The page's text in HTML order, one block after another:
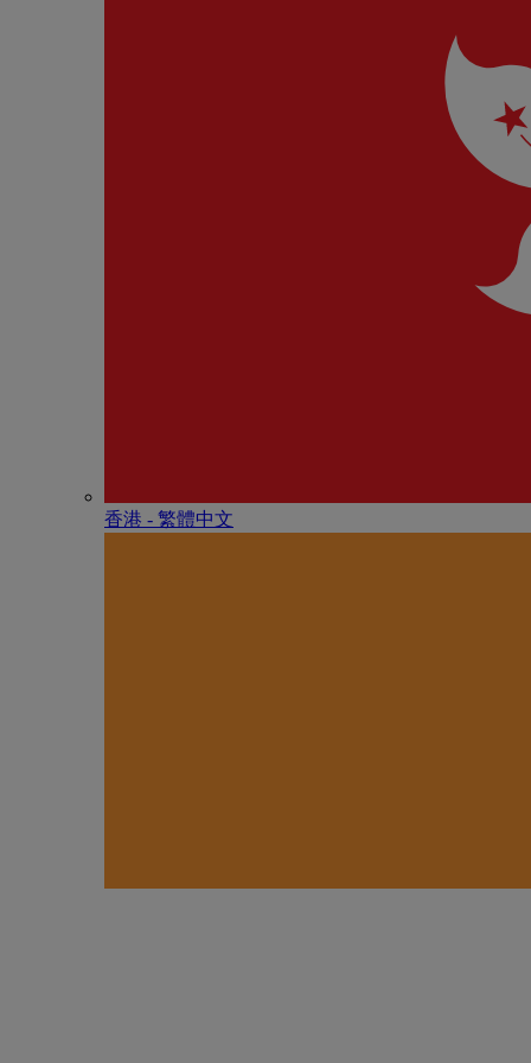
香港 - 繁體中文